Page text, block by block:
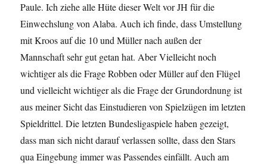
Paule. Ich ziehe alle Hüte dieser Welt vor JH für die
Einwechslung von Alaba. Auch ich finde, dass Umstellung
mit Kroos auf die 10 und Müller nach außen der
Mannschaft sehr gut getan hat. Aber Vielleicht noch
wichtiger als die Frage Robben oder Müller auf den Flügel
und vielleicht wichtiger als die Frage der Grundordnung ist
aus meiner Sicht das Einstudieren von Spielzügen im letzten
Spieldrittel. Die letzten Bundesligaspiele haben gezeigt,
dass man sich nicht darauf verlassen sollte, dass den Stars
qua Eingebung immer was Passendes einfällt. Auch am